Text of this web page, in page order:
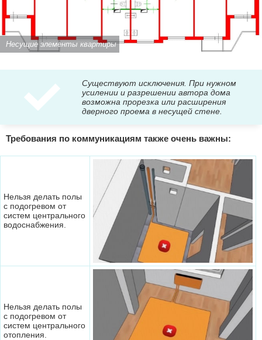
Несущие элементы квартиры
Существуют исключения. При нужном
усилении и разрешении автора дома
возможна прорезка или расширения
дверного проема в несущей стене.
Требования по коммуникациям также очень важны:
Нельзя делать полы
с подогревом от
систем центрального
водоснабжения.
Нельзя делать полы
с подогревом от
систем центрального
отопления.